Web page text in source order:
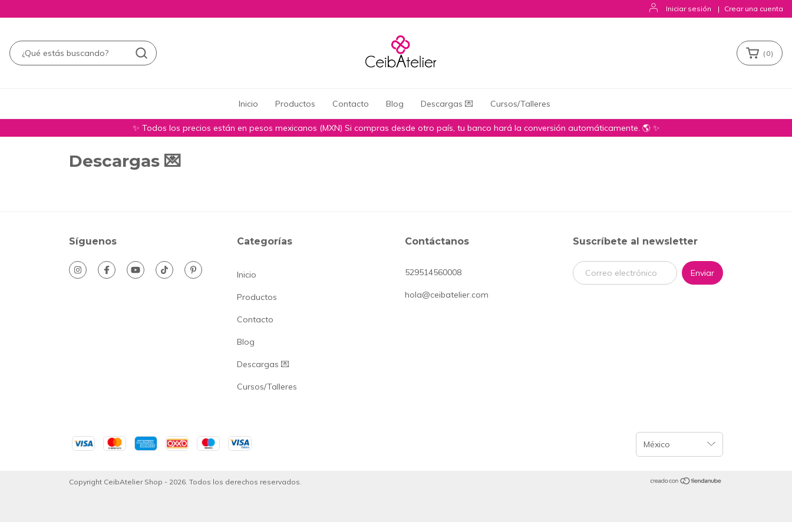
Iniciar sesión | Crear una cuenta
✨ Todos los precios están en pesos mexicanos (MXN) Si compras desde otro país, tu banco hará la conversión automáticamente. 🌎 ✨
( 0)
Inicio Productos Contacto Blog Descargas 💌 Cursos/Talleres
Descargas 💌
Síguenos Categorías
Inicio
Productos
Contacto
Blog
Descargas 💌
Cursos/Talleres
Contáctanos
529514560008
hola@ceibatelier.com
Suscríbete al newsletter
Copyright CeibAtelier Shop - 2026. Todos los derechos reservados.